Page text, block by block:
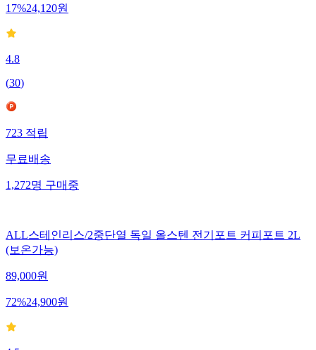
17%24,120원
4.8
(30)
723적립
무료배송
1,272명구매중
ALL스테인리스/2중단열 독일 올스텐 전기포트 커피포트 2L
(보온가능)
89,000원
72%24,900원